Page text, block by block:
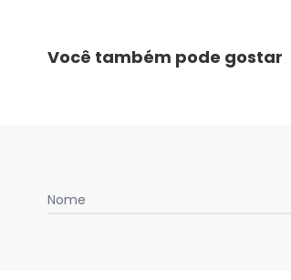
Você também pode gostar
Nome